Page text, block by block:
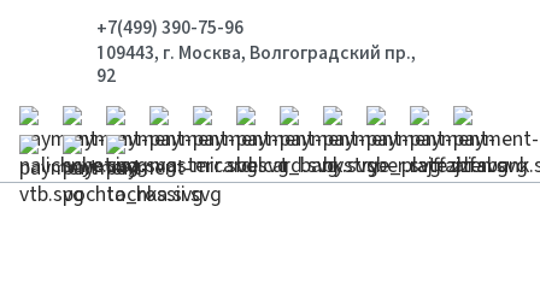
+7(499) 390-75-96
109443, г. Москва, Волгоградский пр.,
92